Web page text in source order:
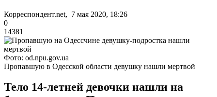
Корреспондент.net, 7 мая 2020, 18:26
0
14381
Фото: od.npu.gov.ua
Пропавшую в Одесской области девушку нашли мертвой
Тело 14-летней девочки нашли на